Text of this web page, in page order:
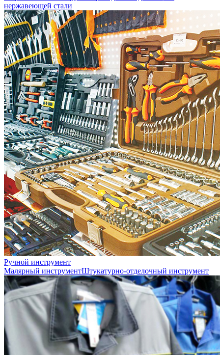
нержавеющей стали
Ручной инструмент
Малярный инструментШтукатурно-отделочный инструмент